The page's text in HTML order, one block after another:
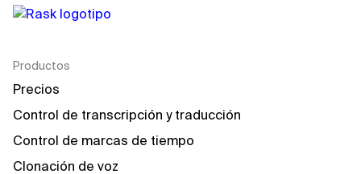
Productos
Precios
Control de transcripción y traducción
Control de marcas de tiempo
Clonación de voz